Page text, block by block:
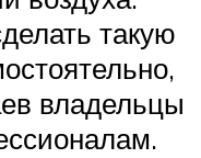
такую
владельцы